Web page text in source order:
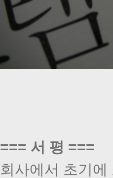
=== 서 평 ===
회사에서 초기